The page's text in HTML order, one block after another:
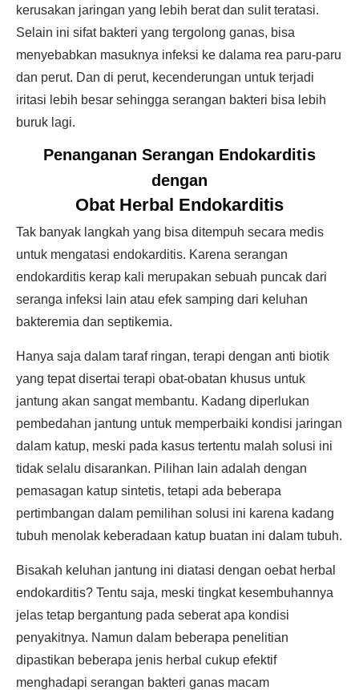
kerusakan jaringan yang lebih berat dan sulit teratasi.
Selain ini sifat bakteri yang tergolong ganas, bisa
menyebabkan masuknya infeksi ke dalama rea paru-paru
dan perut. Dan di perut, kecenderungan untuk terjadi
iritasi lebih besar sehingga serangan bakteri bisa lebih
buruk lagi.
Penanganan Serangan Endokarditis
dengan
Obat Herbal Endokarditis
Tak banyak langkah yang bisa ditempuh secara medis
untuk mengatasi endokarditis. Karena serangan
endokarditis kerap kali merupakan sebuah puncak dari
seranga infeksi lain atau efek samping dari keluhan
bakteremia dan septikemia.
Hanya saja dalam taraf ringan, terapi dengan anti biotik
yang tepat disertai terapi obat-obatan khusus untuk
jantung akan sangat membantu. Kadang diperlukan
pembedahan jantung untuk memperbaiki kondisi jaringan
dalam katup, meski pada kasus tertentu malah solusi ini
tidak selalu disarankan. Pilihan lain adalah dengan
pemasagan katup sintetis, tetapi ada beberapa
pertimbangan dalam pemilihan solusi ini karena kadang
tubuh menolak keberadaan katup buatan ini dalam tubuh.
Bisakah keluhan jantung ini diatasi dengan oebat herbal
endokarditis? Tentu saja, meski tingkat kesembuhannya
jelas tetap bergantung pada seberat apa kondisi
penyakitnya. Namun dalam beberapa penelitian
dipastikan beberapa jenis herbal cukup efektif
menghadapi serangan bakteri ganas macam